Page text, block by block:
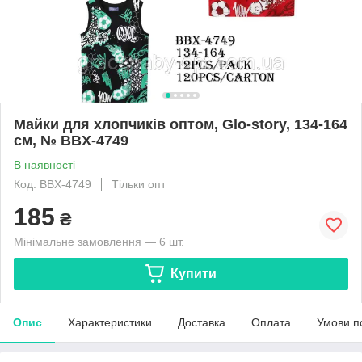
Майки для хлопчиків оптом, Glo-story, 134-164
см, № BBX-4749
В наявності
Код: BBX-4749
Тільки опт
185 ₴
Мінімальне замовлення — 6 шт.
Купити
Опис Характеристики Доставка Оплата Умови